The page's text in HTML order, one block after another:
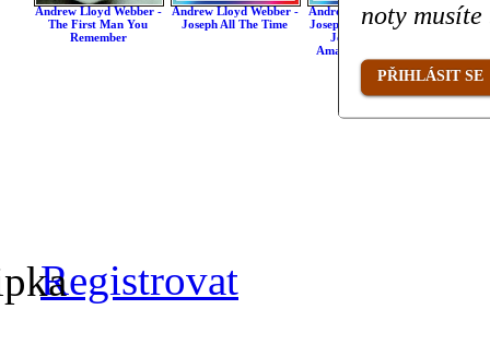
Andrew Lloyd Webber -
The First Man You
Remember
Andrew Lloyd Webber -
Joseph All The Time
Andrew Lloyd Webber -
Joseph's Dreams (from
Joseph And The
Amazing Technicolor
Dreamcoat)
Andrew
Light
Registrovat
noty
PŘIHLÁSIT SE